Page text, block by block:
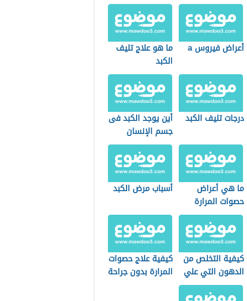
أعراض فيروس a
ما هو علاج تليف
الكبد
درجات تليف الكبد
أين يوجد الكبد فى
جسم الإنسان
ما هي أعراض
حصوات المرارة
أسباب مرض الكبد
كيفية التخلص من
الدهون التي علي
الكبد
كيفية علاج حصوات
المرارة بدون جراحة